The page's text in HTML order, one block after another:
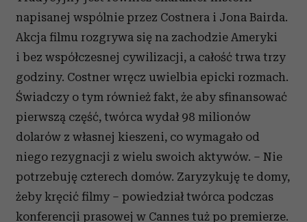
napisanej wspólnie przez Costnera i Jona Bairda.
Akcja filmu rozgrywa się na zachodzie Ameryki
i bez współczesnej cywilizacji, a całość trwa trzy
godziny. Costner wręcz uwielbia epicki rozmach.
Świadczy o tym również fakt, że aby sfinansować
pierwszą część, twórca wydał 98 milionów
dolarów z własnej kieszeni, co wymagało od
niego rezygnacji z wielu swoich aktywów. – Nie
potrzebuję czterech domów. Zaryzykuję te domy,
żeby kręcić filmy – powiedział twórca podczas
konferencji prasowej w Cannes tuż po premierze.